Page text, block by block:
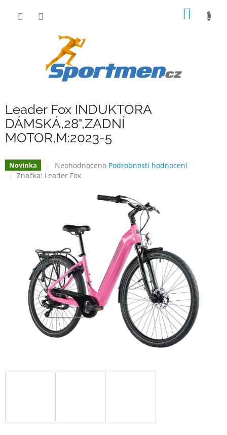
Leader Fox INDUKTORA
DÁMSKÁ,28",ZADNÍ
MOTOR,M:2023-5
Novinka
Průměrné
hodnocení
hvězdiček.
Neohodnoceno Podrobnosti hodnocení
Značka: Leader Fox